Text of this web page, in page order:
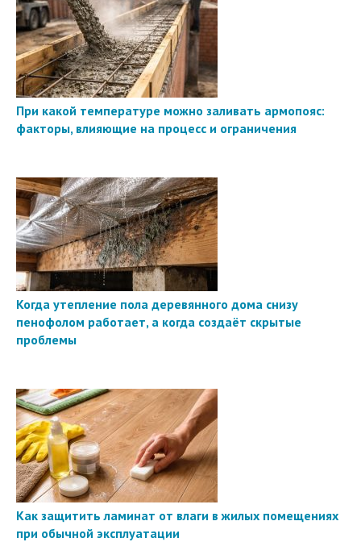
При какой температуре можно заливать армопояс:
факторы, влияющие на процесс и ограничения
Когда утепление пола деревянного дома снизу
пенофолом работает, а когда создаёт скрытые
проблемы
Как защитить ламинат от влаги в жилых помещениях
при обычной эксплуатации